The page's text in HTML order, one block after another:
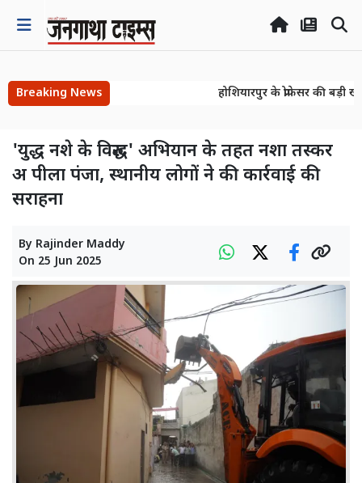
Breaking News
होशियारपुर के प्रोफेसर की बड़ी
'युद्ध नशे के विरुद्ध' अभियान के तहत नशा तस्कर
अ पीला पंजा, स्थानीय लोगों ने की कार्रवाई की
सराहना
By Rajinder Maddy
On 25 Jun 2025